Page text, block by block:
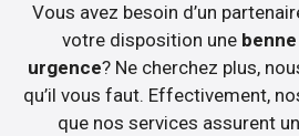
Vous avez besoin d’un
votre disposition une
urgence? Ne cherchez plus,
qu’il vous faut. Effectivement,
que nos services assurent